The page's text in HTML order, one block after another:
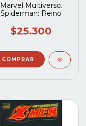
Marvel Multiverso.
Spiderman: Reino
$25.300